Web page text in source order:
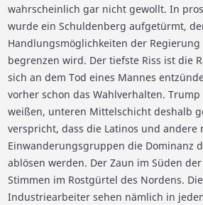
wahrscheinlich gar nicht gewollt. In
wurde ein Schuldenberg aufgetürmt,
Handlungsmöglichkeiten der
begrenzen wird. Der tiefste Riss ist die
sich an dem Tod eines Mannes
vorher schon das Wahlverhalten.
weißen, unteren Mittelschicht deshalb
verspricht, dass die Latinos und andere
Einwanderungsgruppen die Dominanz
ablösen werden. Der Zaun im Süden
Stimmen im Rostgürtel des Nordens.
Industriearbeiter sehen nämlich in